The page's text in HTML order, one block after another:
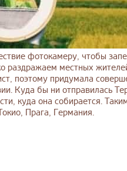
фотокамеру, чтобы
раздражаем местных
поэтому придумала
Куда бы ни отправилась
куда она собирается.
Прага, Германия.